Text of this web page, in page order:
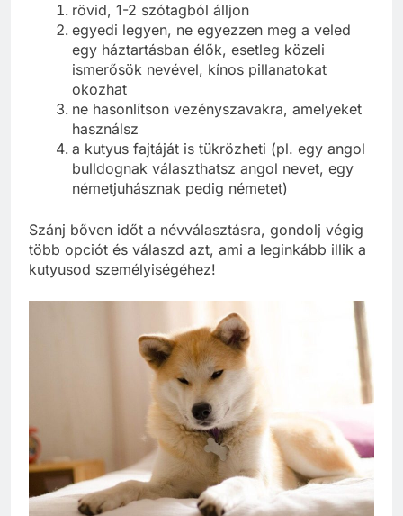
rövid, 1-2 szótagból álljon
egyedi legyen, ne egyezzen meg a veled
egy háztartásban élők, esetleg közeli
ismerősök nevével, kínos pillanatokat
okozhat
ne hasonlítson vezényszavakra, amelyeket
használsz
a kutyus fajtáját is tükrözheti (pl. egy angol
bulldognak választhatsz angol nevet, egy
németjuhásznak pedig németet)
Szánj bőven időt a névválasztásra, gondolj végig
több opciót és válaszd azt, ami a leginkább illik a
kutyusod személyiségéhez!